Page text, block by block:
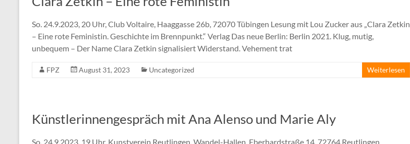
So. 24.9.2023, 20 Uhr, Club Voltaire, Haaggasse 26b, 72070 Tübingen Lesung mit Lou Zucker aus „Clara Zetkin
– Eine rote Feministin. Geschichte im Brennpunkt.“ Verlag Das neue Berlin: Berlin 2021. Klug, mutig,
unbequem – Der Name Clara Zetkin signalisiert Widerstand. Vehement trat
FPZ August 31, 2023 Uncategorized Weiterlesen
Künstlerinnengespräch mit Ana Alenso und Marie Aly
So. 24.9.2023, 19 Uhr, Kunstverein Reutlingen, Wandel-Hallen, Eberhardstraße 14, 72764 Reutlingen